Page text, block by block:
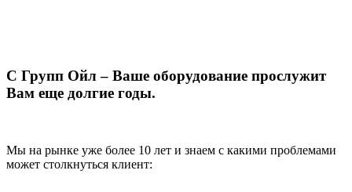
С Групп Ойл – Ваше оборудование прослужит
Вам еще долгие годы.
Мы на рынке уже более 10 лет и знаем с какими проблемами
может столкнуться клиент: